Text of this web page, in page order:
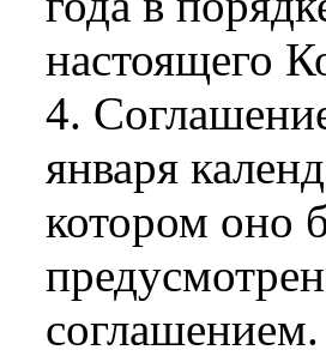
настоящего
4.
января
котором оно
соглашением.